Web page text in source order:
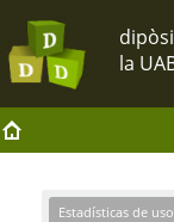
Estadísticas de uso